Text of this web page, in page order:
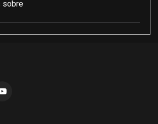
sobre